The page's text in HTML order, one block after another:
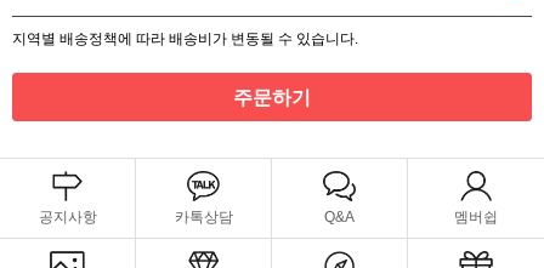
지역별 배송정책에 따라 배송비가 변동될 수 있습니다.
주문하기
공지사항 카톡상담 Q&A 멤버쉽